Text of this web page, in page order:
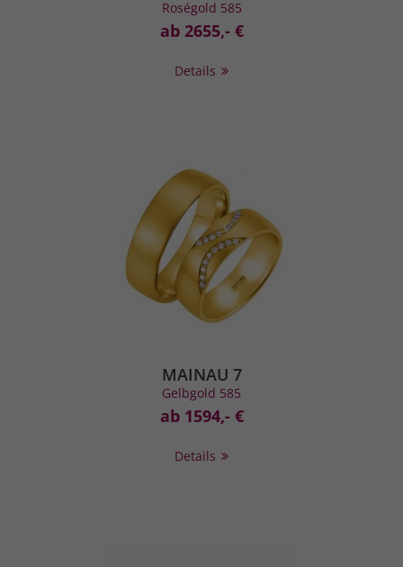
Roségold 585
ab 2655,- €
Details
MAINAU 7
Gelbgold 585
ab 1594,- €
Details